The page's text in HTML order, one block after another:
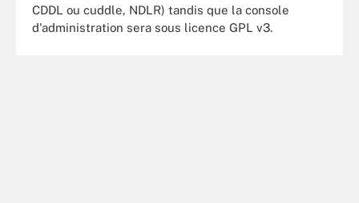
CDDL ou cuddle, NDLR) tandis que la console
d'administration sera sous licence GPL v3.